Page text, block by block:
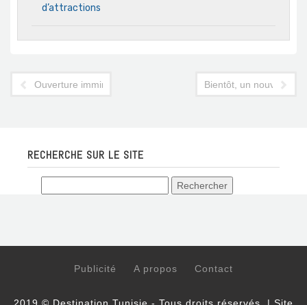
d’attractions
Ouverture imminente de l'hôtel Dar Hi à NeftaBientôt, un nouvel
RECHERCHE SUR LE SITE
Publicité A propos Contact